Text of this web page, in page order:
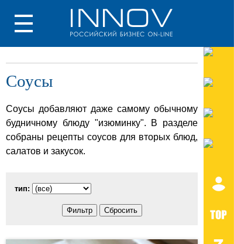
Соусы
Соусы добавляют даже самому обычному
будничному блюду "изюминку". В разделе
собраны рецепты соусов для вторых блюд,
салатов и закусок.
тип: